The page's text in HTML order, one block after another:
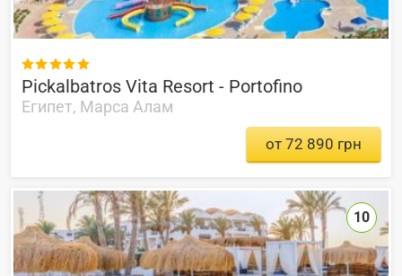

Pickalbatros Vita Resort - Portofino
Египет, Марса Алам
от 72 890 грн
10